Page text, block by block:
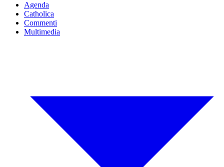
Agenda
Catholica
Commenti
Multimedia